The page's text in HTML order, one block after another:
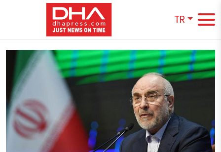
TR